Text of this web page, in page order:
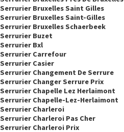
Serrurier Bruxelles Saint Gilles
Serrurier Bruxelles Saint-Gilles
Serrurier Bruxelles Schaerbeek
Serrurier Buzet
Serrurier Bxl
Serrurier Carrefour
Serrurier Casier
Serrurier Changement De Serrure
Serrurier Changer Serrure Prix
Serrurier Chapelle Lez Herlaimont
Serrurier Chapelle-Lez-Herlaimont
Serrurier Charleroi
Serrurier Charleroi Pas Cher
Serrurier Charleroi Prix